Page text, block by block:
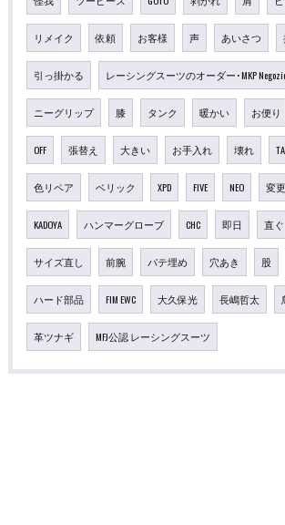
リメイク 依頼 お客様 声 あいさつ
引っ掛かる レーシングスーツのオーダー･MKP
ニーグリップ 膝 タンク 暖かい お便り
OFF 張替え 大きい お手入れ 壊れ
色リペア ベリック XPD FIVE NEO 変更
KADOYA ハンマーグローブ CHC 即日 直ぐ
サイズ直し 前腕 パテ埋め 穴あき 股
ハード部品 FIM EWC 大久保光 長嶋哲太
革ツナギ MFJ公認 レーシングスーツ